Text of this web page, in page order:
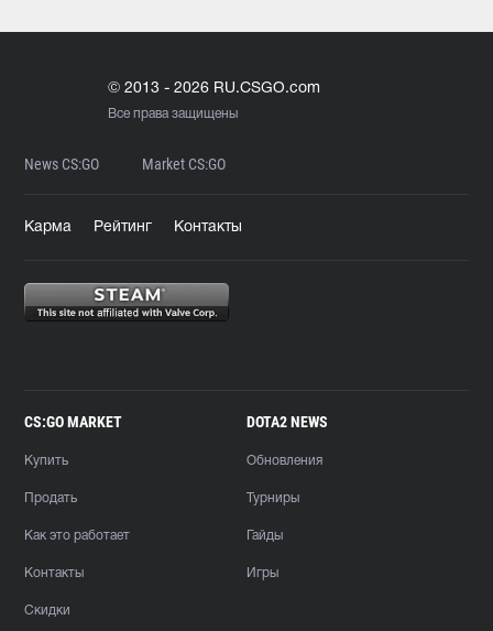
© 2013 - 2026 RU.CSGO.com
Все права защищены
News CS:GO Market CS:GO
Карма Рейтинг Контакты
CS:GO MARKET
Купить
Продать
Как это работает
Контакты
Скидки
DOTA2 NEWS
Обновления
Турниры
Гайды
Игры